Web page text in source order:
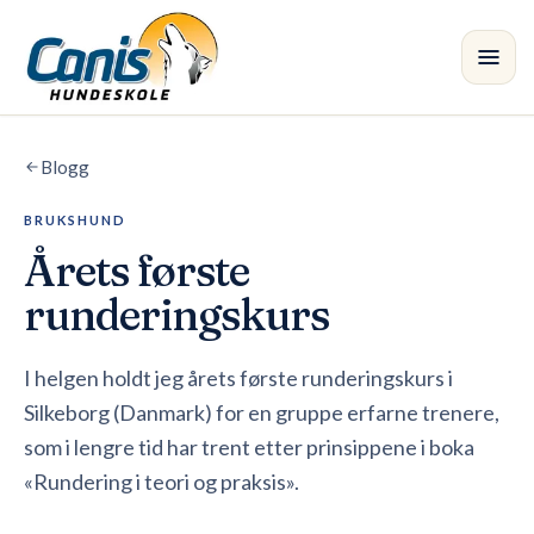
Skip to main content
Kurs
Instruktører
Blogg •
Blogg
BRUKSHUND
Årets første
runderingskurs
I helgen holdt jeg årets første runderingskurs i
Silkeborg (Danmark) for en gruppe erfarne trenere,
som i lengre tid har trent etter prinsippene i boka
«Rundering i teori og praksis».